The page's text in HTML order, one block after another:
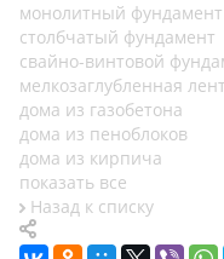
монолитный фундамент
столбчатый фундамент
свайно-винтовой
мелкозаглубленная
дома из газобетона
дома из пеноблоков
дома из кирпича
показать все
Назад к списку